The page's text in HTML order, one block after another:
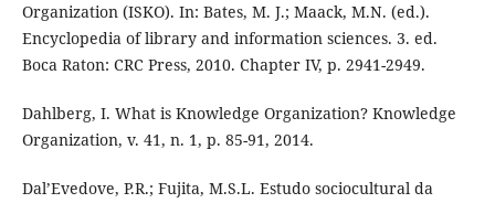
Organization (ISKO). In: Bates, M. J.; Maack, M.N. (ed.).
Encyclopedia of library and information sciences. 3. ed.
Boca Raton: CRC Press, 2010. Chapter IV, p. 2941-2949.
Dahlberg, I. What is Knowledge Organization? Knowledge
Organization, v. 41, n. 1, p. 85-91, 2014.
Dal’Evedove, P.R.; Fujita, M.S.L. Estudo sociocultural da